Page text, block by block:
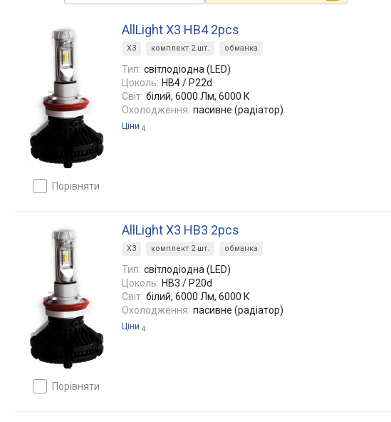
порівняти
AllLight X3 HB4 2pcs
X3 комплект 2 шт. обманка
Тип: світлодіодна (LED)
Цоколь: HB4 / P22d
Світ: білий, 6000 Лм, 6000 К
Охолодження: пасивне (радіатор)
Ціни 4
порівняти
AllLight X3 HB3 2pcs
X3 комплект 2 шт. обманка
Тип: світлодіодна (LED)
Цоколь: HB3 / P20d
Світ: білий, 6000 Лм, 6000 К
Охолодження: пасивне (радіатор)
Ціни 4